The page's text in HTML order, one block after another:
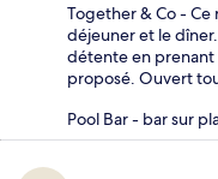
Together & Co -
déjeuner et le
détente en prenant
proposé. Ouvert
Pool Bar - bar sur